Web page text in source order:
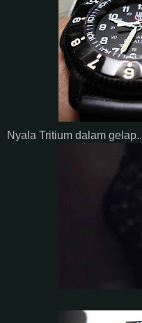
Nyala Tritium dalam gelap..